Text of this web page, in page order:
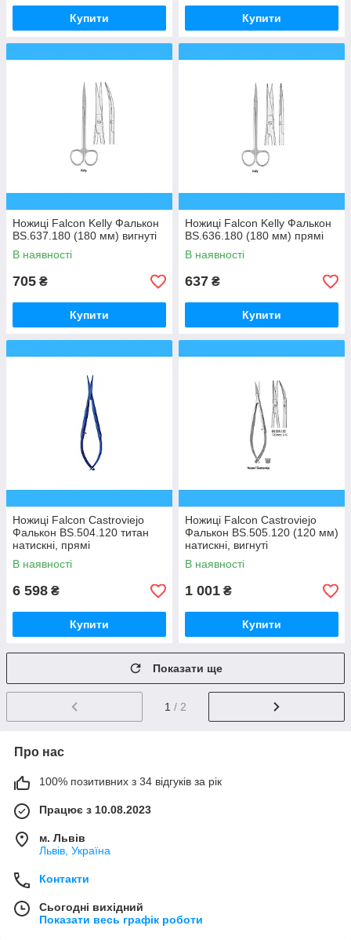
Купити Купити
Ножиці Falcon Kelly Фалькон
BS.637.180 (180 мм) вигнуті
В наявності
705 ₴
Купити
Ножиці Falcon Kelly Фалькон
BS.636.180 (180 мм) прямі
В наявності
637 ₴
Купити
Ножиці Falcon Castroviejo
Фалькон BS.504.120 титан
натискні, прямі
В наявності
6 598 ₴
Купити
Ножиці Falcon Castroviejo
Фалькон BS.505.120 (120 мм)
натискні, вигнуті
В наявності
1 001 ₴
Купити
Показати ще
1 / 2
Про нас
100% позитивних з 34 відгуків за рік
Працює з 10.08.2023
м. Львів
Львів, Україна
Контакти
Сьогодні вихідний
Показати весь графік роботи